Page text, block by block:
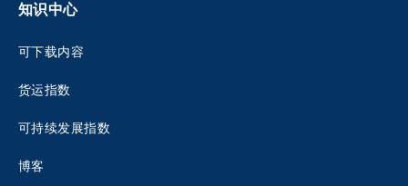
知识中心
可下载内容
货运指数
可持续发展指数
博客